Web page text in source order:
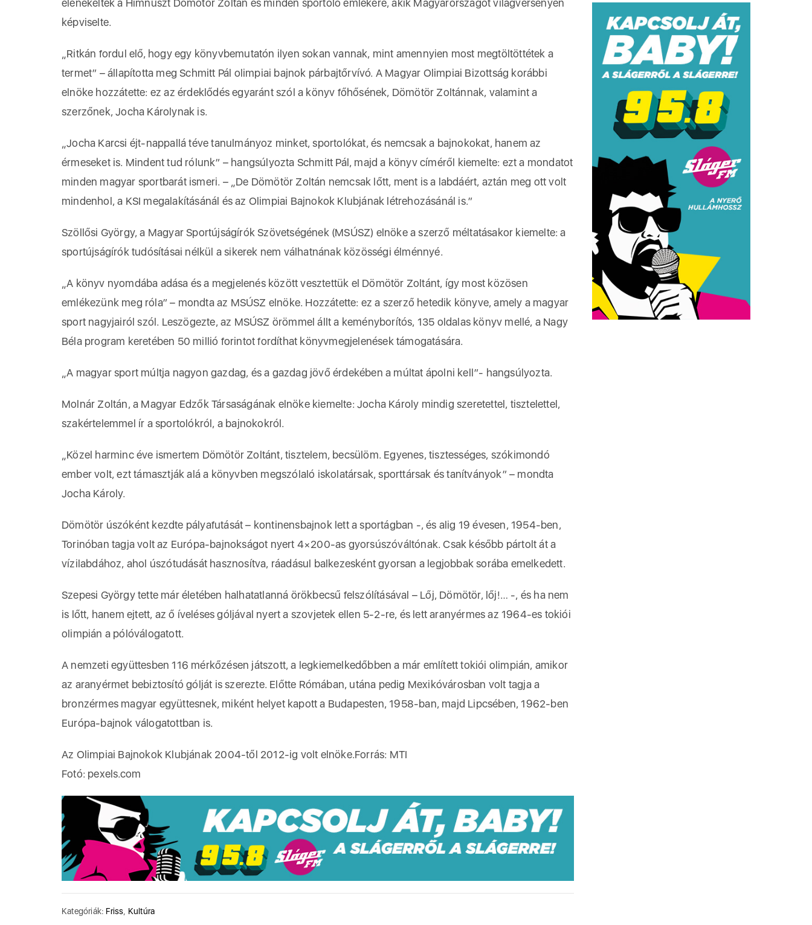
elénekelték a Himnuszt Dömötör Zoltán és minden sportoló emlékére, akik Magyarországot világversenyen
képviselte.
„Ritkán fordul elő, hogy egy könyvbemutatón ilyen sokan vannak, mint amennyien most megtöltöttétek a
termet” – állapította meg Schmitt Pál olimpiai bajnok párbajtőrvívó. A Magyar Olimpiai Bizottság korábbi
elnöke hozzátette: ez az érdeklődés egyaránt szól a könyv főhősének, Dömötör Zoltánnak, valamint a
szerzőnek, Jocha Károlynak is.
„Jocha Karcsi éjt-nappallá téve tanulmányoz minket, sportolókat, és nemcsak a bajnokokat, hanem az
érmeseket is. Mindent tud rólunk” – hangsúlyozta Schmitt Pál, majd a könyv címéről kiemelte: ezt a mondatot
minden magyar sportbarát ismeri. – „De Dömötör Zoltán nemcsak lőtt, ment is a labdáért, aztán meg ott volt
mindenhol, a KSI megalakításánál és az Olimpiai Bajnokok Klubjának létrehozásánál is.”
Szöllősi György, a Magyar Sportújságírók Szövetségének (MSÚSZ) elnöke a szerző méltatásakor kiemelte: a
sportújságírók tudósításai nélkül a sikerek nem válhatnának közösségi élménnyé.
„A könyv nyomdába adása és a megjelenés között vesztettük el Dömötör Zoltánt, így most közösen
emlékezünk meg róla” – mondta az MSÚSZ elnöke. Hozzátette: ez a szerző hetedik könyve, amely a magyar
sport nagyjairól szól. Leszögezte, az MSÚSZ örömmel állt a keményborítós, 135 oldalas könyv mellé, a Nagy
Béla program keretében 50 millió forintot fordíthat könyvmegjelenések támogatására.
„A magyar sport múltja nagyon gazdag, és a gazdag jövő érdekében a múltat ápolni kell”- hangsúlyozta.
Molnár Zoltán, a Magyar Edzők Társaságának elnöke kiemelte: Jocha Károly mindig szeretettel, tisztelettel,
szakértelemmel ír a sportolókról, a bajnokokról.
„Közel harminc éve ismertem Dömötör Zoltánt, tisztelem, becsülöm. Egyenes, tisztességes, szókimondó
ember volt, ezt támasztják alá a könyvben megszólaló iskolatársak, sporttársak és tanítványok” – mondta
Jocha Károly.
Dömötör úszóként kezdte pályafutását – kontinensbajnok lett a sportágban -, és alig 19 évesen, 1954-ben,
Torinóban tagja volt az Európa-bajnokságot nyert 4×200-as gyorsúszóváltónak. Csak később pártolt át a
vízilabdához, ahol úszótudását hasznosítva, ráadásul balkezesként gyorsan a legjobbak sorába emelkedett.
Szepesi György tette már életében halhatatlanná örökbecsű felszólításával – Lőj, Dömötör, lőj!… -, és ha nem
is lőtt, hanem ejtett, az ő íveléses góljával nyert a szovjetek ellen 5-2-re, és lett aranyérmes az 1964-es tokiói
olimpián a pólóválogatott.
A nemzeti együttesben 116 mérkőzésen játszott, a legkiemelkedőbben a már említett tokiói olimpián, amikor
az aranyérmet bebiztosító gólját is szerezte. Előtte Rómában, utána pedig Mexikóvárosban volt tagja a
bronzérmes magyar együttesnek, miként helyet kapott a Budapesten, 1958-ban, majd Lipcsében, 1962-ben
Európa-bajnok válogatottban is.
Az Olimpiai Bajnokok Klubjának 2004-től 2012-ig volt elnöke.Forrás: MTI
Fotó: pexels.com
Kategóriák: Friss, Kultúra